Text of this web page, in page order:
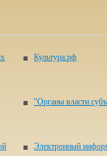
Культура.рф
"Органы власти
Электронный